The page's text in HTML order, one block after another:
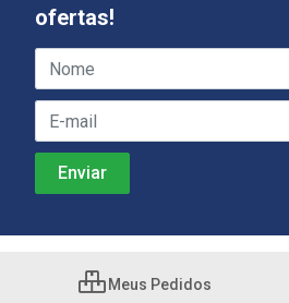
ofertas!
Meus Pedidos